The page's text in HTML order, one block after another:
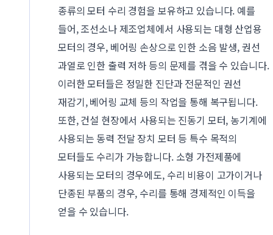
종류의 모터 수리 경험을 보유하고 있습니다. 예를
들어, 조선소나 제조업체에서 사용되는 대형 산업용
모터의 경우, 베어링 손상으로 인한 소음 발생, 권선
과열로 인한 출력 저하 등의 문제를 겪을 수 있습니다.
이러한 모터들은 정밀한 진단과 전문적인 권선
재감기, 베어링 교체 등의 작업을 통해 복구됩니다.
또한, 건설 현장에서 사용되는 진동기 모터, 농기계에
사용되는 동력 전달 장치 모터 등 특수 목적의
모터들도 수리가 가능합니다. 소형 가전제품에
사용되는 모터의 경우에도, 수리 비용이 고가이거나
단종된 부품의 경우, 수리를 통해 경제적인 이득을
얻을 수 있습니다.